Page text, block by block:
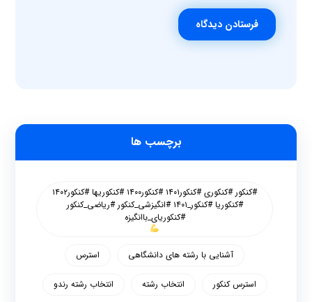
فرستادن دیدگاه
برچسب ها
#کنکور #کنکوری #کنکور۱۴۰۱ #کنکور۱۴۰۰ #کنکوریها #کنکور۱۴۰۲
#کنکوریا #کنکور_۱۴۰۱ #انگیزشی_کنکور #ریاضی_کنکور
#کنکوریای_باانگیزه
آشنایی با رشته های دانشگاهی استرس
استرس کنکور انتخاب رشته انتخاب رشته رندو